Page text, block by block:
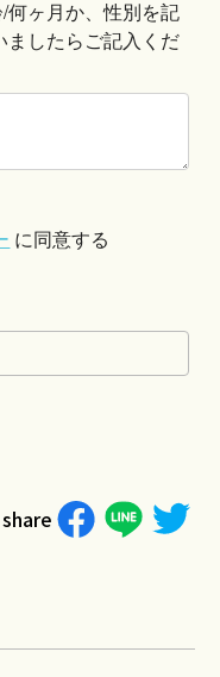
ヶ月か、性別を記
したらご記入くだ
に同意する
share